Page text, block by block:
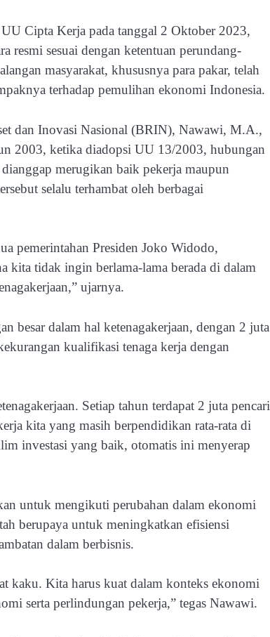
Cipta Kerja pada tanggal 2 Oktober 2023,
resmi sesuai dengan ketentuan perundang-
masyarakat, khususnya para pakar, telah
terhadap pemulihan ekonomi Indonesia.
dan Inovasi Nasional (BRIN), Nawawi, M.A.,
2003, ketika diadopsi UU 13/2003, hubungan
merugikan baik pekerja maupun
selalu terhambat oleh berbagai
pemerintahan Presiden Joko Widodo,
kita tidak ingin berlama-lama berada di dalam
ujarnya.
besar dalam hal ketenagakerjaan, dengan 2 juta
kualifikasi tenaga kerja dengan
Setiap tahun terdapat 2 juta pencari
kita yang masih berpendidikan rata-rata di
investasi yang baik, otomatis ini menyerap
untuk mengikuti perubahan dalam ekonomi
berupaya untuk meningkatkan efisiensi
dalam berbisnis.
kaku. Kita harus kuat dalam konteks ekonomi
serta perlindungan pekerja,” tegas Nawawi.